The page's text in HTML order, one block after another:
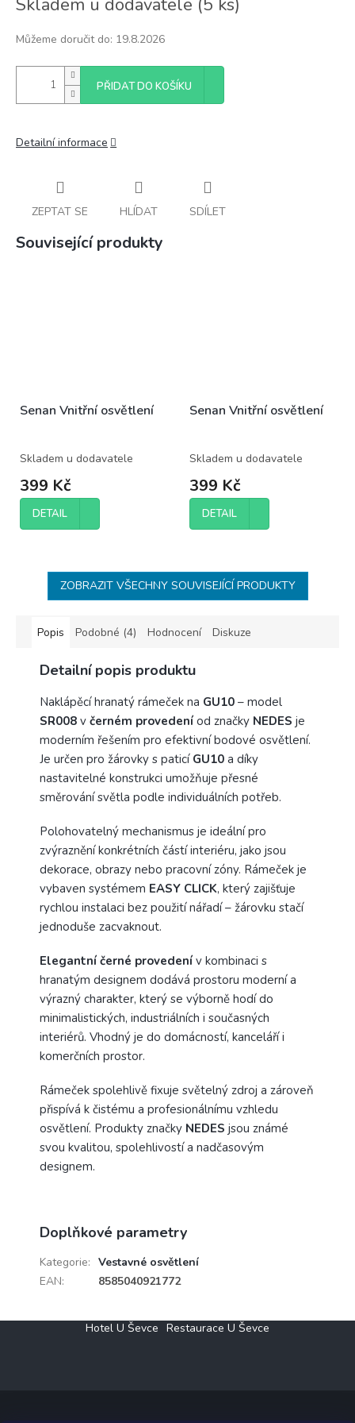
cena:
Skladem u dodavatele (5 ks)
Můžeme doručit do: 19.8.2026
PŘIDAT DO KOŠÍKU
Detailní informace
ZEPTAT SE HLÍDAT SDÍLET
Související produkty
Senan Vnitřní osvětlení
Skladem u dodavatele
399 Kč
DETAIL
Senan Vnitřní osvětlení
Skladem u dodavatele
399 Kč
DETAIL
ZOBRAZIT VŠECHNY SOUVISEJÍCÍ PRODUKTY
Popis Podobné (4) Hodnocení Diskuze
Detailní popis produktu
Naklápěcí hranatý rámeček na GU10 – model
SR008 v černém provedení od značky NEDES je
moderním řešením pro efektivní bodové osvětlení.
Je určen pro žárovky s paticí GU10 a díky
nastavitelné konstrukci umožňuje přesné
směrování světla podle individuálních potřeb.
Polohovatelný mechanismus je ideální pro
zvýraznění konkrétních částí interiéru, jako jsou
dekorace, obrazy nebo pracovní zóny. Rámeček je
vybaven systémem EASY CLICK, který zajišťuje
rychlou instalaci bez použití nářadí – žárovku stačí
jednoduše zacvaknout.
Elegantní černé provedení v kombinaci s
hranatým designem dodává prostoru moderní a
výrazný charakter, který se výborně hodí do
minimalistických, industriálních i současných
interiérů. Vhodný je do domácností, kanceláří i
komerčních prostor.
Rámeček spolehlivě fixuje světelný zdroj a zároveň
přispívá k čistému a profesionálnímu vzhledu
osvětlení. Produkty značky NEDES jsou známé
svou kvalitou, spolehlivostí a nadčasovým
designem.
Doplňkové parametry
Kategorie: Vestavné osvětlení
EAN: 8585040921772
Hotel U Ševce Restaurace U Ševce